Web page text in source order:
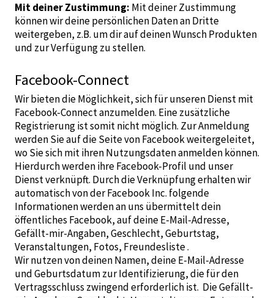
Mit deiner Zustimmung: Mit deiner Zustimmung
können wir deine persönlichen Daten an Dritte
weitergeben, z.B. um dir auf deinen Wunsch Produkten
und zur Verfügung zu stellen.
Facebook-Connect
Wir bieten die Möglichkeit, sich für unseren Dienst mit
Facebook-Connect anzumelden. Eine zusätzliche
Registrierung ist somit nicht möglich. Zur Anmeldung
werden Sie auf die Seite von Facebook weitergeleitet,
wo Sie sich mit ihren Nutzungsdaten anmelden können.
Hierdurch werden ihre Facebook-Profil und unser
Dienst verknüpft. Durch die Verknüpfung erhalten wir
automatisch von der Facebook Inc. folgende
Informationen werden an uns übermittelt dein
öffentliches Facebook, auf deine E-Mail-Adresse,
Gefällt-mir-Angaben, Geschlecht, Geburtstag,
Veranstaltungen, Fotos, Freundesliste .
Wir nutzen von deinen Namen, deine E-Mail-Adresse
und Geburtsdatum zur Identifizierung, die für den
Vertragsschluss zwingend erforderlich ist. Die Gefällt-